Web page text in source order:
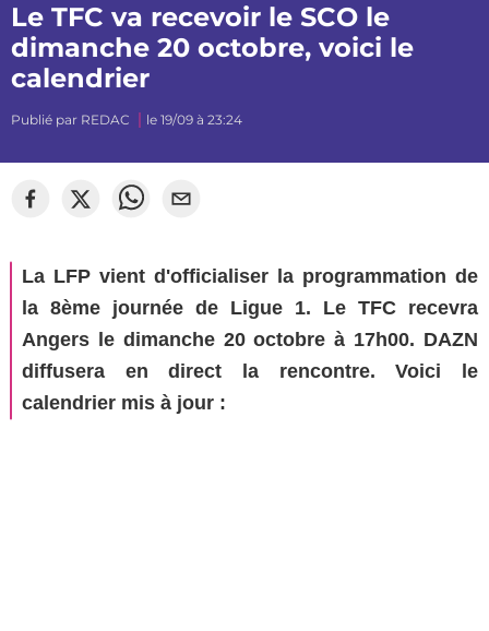
Le TFC va recevoir le SCO le
dimanche 20 octobre, voici le
calendrier
Publié par REDAC le 19/09 à 23:24
La LFP vient d'officialiser la programmation de
la 8ème journée de Ligue 1. Le TFC recevra
Angers le dimanche 20 octobre à 17h00. DAZN
diffusera en direct la rencontre. Voici le
calendrier mis à jour :